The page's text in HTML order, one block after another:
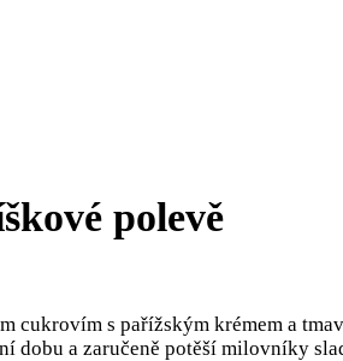
polevě
cukrovím s pařížským krémem a
dobu a zaručeně potěší milovníky